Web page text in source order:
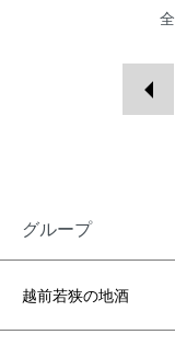
全
グループ
越前若狭の地酒